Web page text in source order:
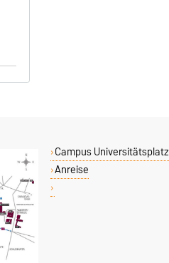
Campus Universitätsplatz
Anreise